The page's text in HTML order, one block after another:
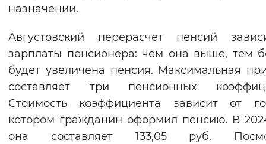
Вернуть стандартные настройки
назначении.
Августовский перерасчет пенсий
зарплаты пенсионера: чем она выше, тем
будет увеличена пенсия. Максимальная
составляет три пенсионных
Стоимость коэффициента зависит от
котором гражданин оформил пенсию. В
она составляет 133,05 руб.